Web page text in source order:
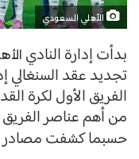
الأهلي السعودي
بدأت إدارة النادي
تجديد عقد السنغالي
الفريق الأول لكرة
من أهم عناصر الفريق
حسبما كشفت مصادر